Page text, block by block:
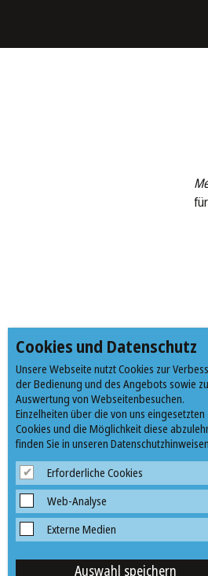
Cookies und Datenschutz
Unsere Webseite nutzt Cookies zur
der Bedienung und des Angebots sowie
Auswertung von Webseitenbesuchen.
Einzelheiten über die von uns eingesetzten
Cookies und die Möglichkeit diese
finden Sie in unseren
Erforderliche Cookies
Web-Analyse
Externe Medien
Auswahl speichern